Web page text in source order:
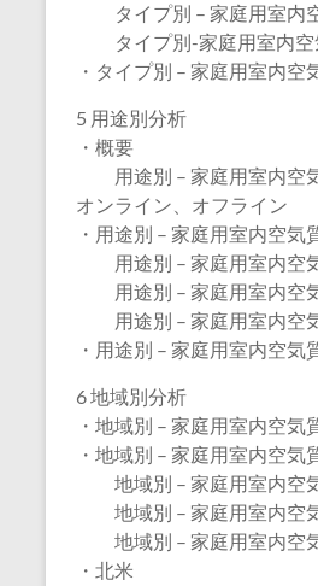
タイプ別 – 家庭用室内
タイプ別-家庭用室内空
・タイプ別 – 家庭用室内
5 用途別分析
・概要
用途別 – 家庭用室内空
オンライン、オフライン
・用途別 – 家庭用室内空
用途別 – 家庭用室内空
用途別 – 家庭用室内空
用途別 – 家庭用室内空気
・用途別 – 家庭用室内空
6 地域別分析
・地域別 – 家庭用室内空
・地域別 – 家庭用室内空
地域別 – 家庭用室内空
地域別 – 家庭用室内空
地域別 – 家庭用室内空
・北米